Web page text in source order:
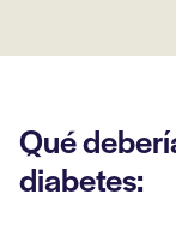
Qué
diabetes: